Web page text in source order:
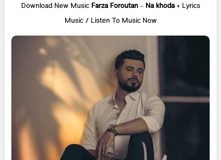
Download New Music Farza Foroutan–Na khoda+ Lyrics
Music / Listen To Music Now